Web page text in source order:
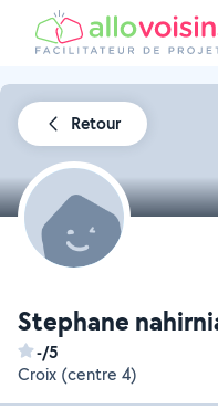
Retour
Stephane
-/5
Croix (centre 4)